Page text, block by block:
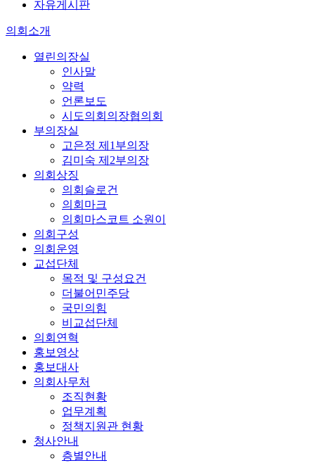
자유게시판
의회소개
열린의장실
인사말
약력
언론보도
시도의회의장협의회
부의장실
고은정 제1부의장
김미숙 제2부의장
의회상징
의회슬로건
의회마크
의회마스코트 소원이
의회구성
의회운영
교섭단체
목적 및 구성요건
더불어민주당
국민의힘
비교섭단체
의회연혁
홍보영상
홍보대사
의회사무처
조직현황
업무계획
정책지원관 현황
청사안내
층별안내